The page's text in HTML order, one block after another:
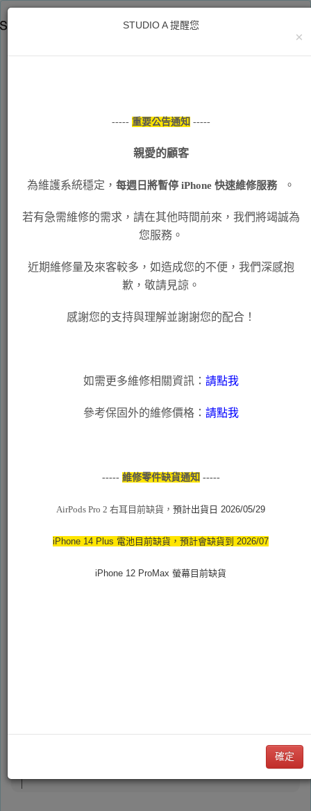
STUDIO A Apple授權維
*Email
取件服務)
STUDIO A 提醒您
×
----- 重要公告通知 -----
親愛的顧客
為維護系統穩定， 每週日將暫停 iPhone 快速維修服務 。
若有急需維修的需求，請在其他時間前來，我們將竭誠為
您服務。
近期維修量及來客較多，如造成您的不便，我們深感抱
歉，敬請見諒。
感謝您的支持與理解並謝謝您的配合！
如需更多維修相關資訊： 請點我
參考保固外的維修價格： 請點我
----- 維修零件缺貨通知 -----
AirPods Pro 2 右耳目前缺貨， 預計出貨日 2026/05/29
iPhone 14 Plus 電池目前缺貨，預計會缺貨到 2026/07
iPhone 12 ProMax 螢幕目前缺貨